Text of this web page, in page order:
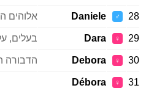
28
♂
Daniele אלוהים
29
♀
Dara בעלים,
30
♀
Debora הדבורה
31
♀
Débora